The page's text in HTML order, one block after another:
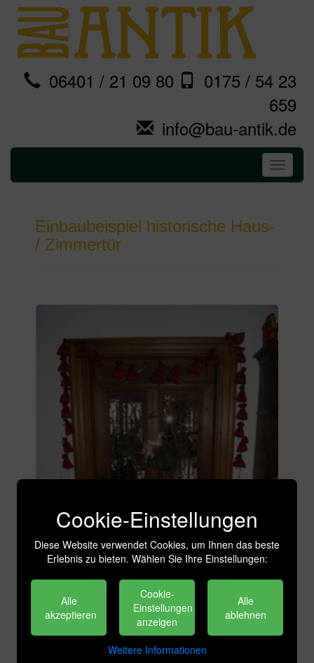
06401 / 21 09 80
0175 / 54 23
659
info@bau-antik.de
Toggle
Einbaubeispiel historische Haus-
/ Zimmertür
Cookie-Einstellungen
Diese Website verwendet Cookies, um Ihnen das beste
Erlebnis zu bieten. Wählen Sie Ihre Einstellungen:
Alle
akzeptieren
Cookie-
Einstellungen
anzeigen
Alle
ablehnen
Weitere Informationen